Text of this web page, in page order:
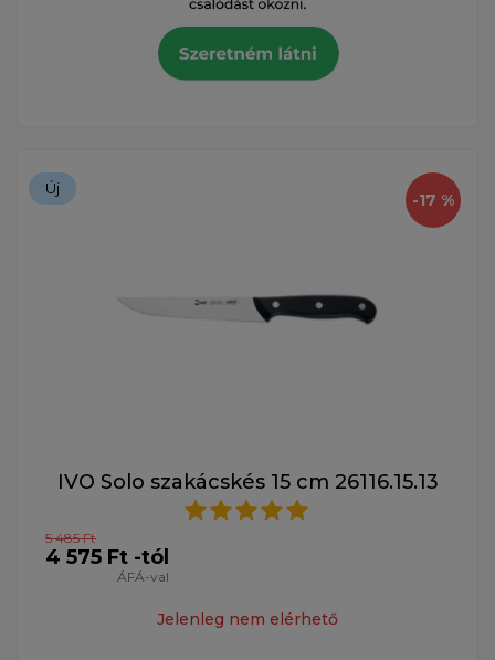
-17 %
Új
IVO Solo szakácskés 15 cm 26116.15.13
5 485 Ft
4 575 Ft -tól
ÁFÁ-val
Jelenleg nem elérhető